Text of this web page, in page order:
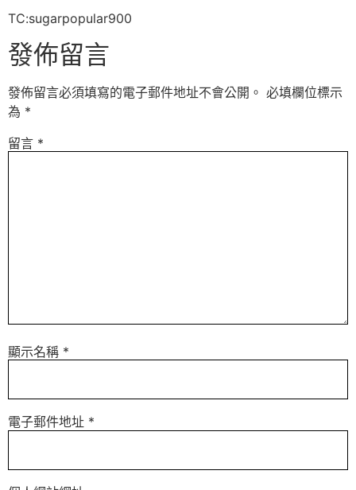
TC:sugarpopular900
發佈留言
發佈留言必須填寫的電子郵件地址不會公開。 必填欄位標示
為 *
留言 *
顯示名稱 *
電子郵件地址 *